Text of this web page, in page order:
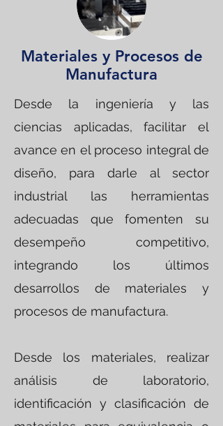
Materiales y Procesos de
Manufactura
Desde la ingeniería y las
ciencias aplicadas, facilitar el
avance en el proceso integral de
diseño, para darle al sector
industrial las herramientas
adecuadas que fomenten su
desempeño competitivo,
integrando los últimos
desarrollos de materiales y
procesos de manufactura.
Desde los materiales, realizar
análisis de laboratorio,
identificación y clasificación de